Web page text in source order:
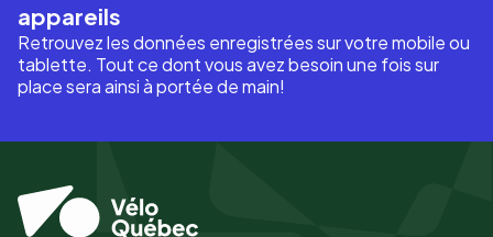
appareils
Retrouvez les données enregistrées sur votre mobile ou
tablette. Tout ce dont vous avez besoin une fois sur
place sera ainsi à portée de main!